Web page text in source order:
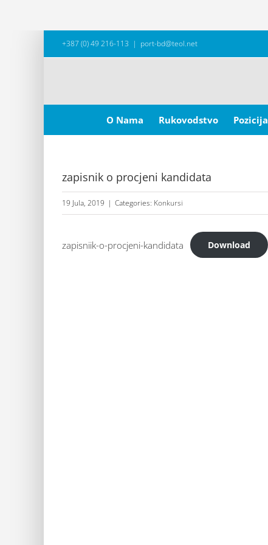
+387 (0) 49 216-113 | port-bd@teol.net
for:
O Nama
Rukovodstvo Pozicija
zapisnik o procjeni kandidata
19 Jula, 2019 | Categories: Konkursi
zapisniik-o-procjeni-kandidata Download